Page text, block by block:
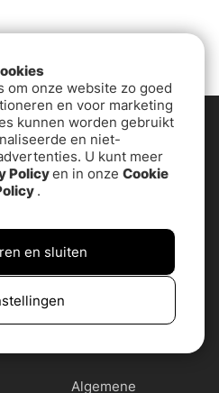
Algemene
om onze website zo goed
en voor marketing
kunnen worden gebruikt
en niet-
U kunt meer
Policyen in onze Cookie
.
en sluiten